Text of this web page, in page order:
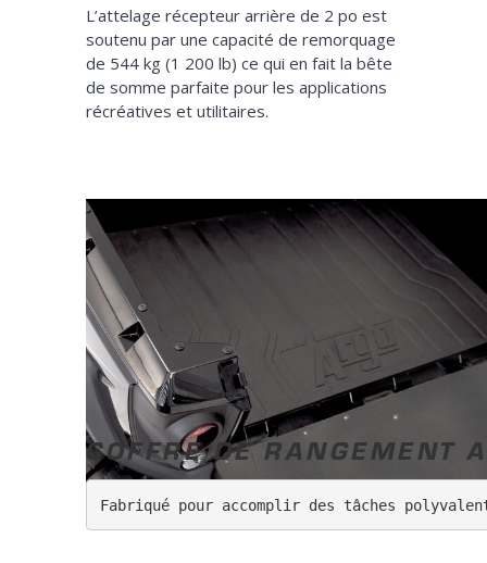
L’attelage récepteur arrière de 2 po est
soutenu par une capacité de remorquage
de 544 kg (1 200 lb) ce qui en fait la bête
de somme parfaite pour les applications
récréatives et utilitaires.
COFFRE DE RANGEMENT
Fabriqué pour accomplir des tâches